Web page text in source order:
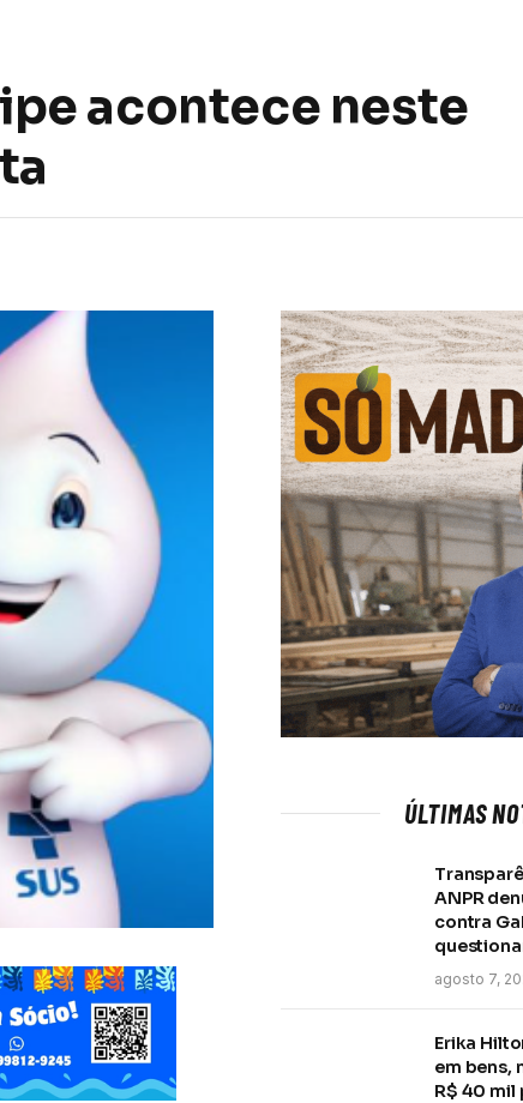
acontece neste
ÚLTIMAS
ANPR
contra
agosto 7,
Erika
em bens,
R$ 40 mil